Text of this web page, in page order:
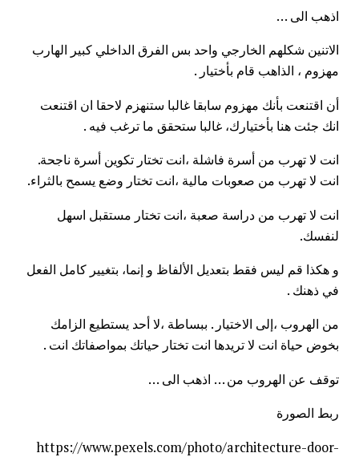
اذهب الى …
الاتنين شكلهم الخارجي واحد بس الفرق الداخلي كبير الهارب
مهزوم ، الذاهب قام بأختيار .
أن اقتنعت بأنك مهزوم سابقا غالبا ستنهزم لاحقا ان اقتنعت
انك جئت هنا بأختيارك، غالبا ستحقق ما ترغب فيه .
انت لا تهرب من أسرة فاشلة ،انت تختار تكوين أسرة ناجحة.
انت لاتهرب من صعوبات مالية ،انت تختار وضع يسمح بالثراء.
انت لا تهرب من دراسة صعبة ،انت تختار مستقبل اسهل
لنفسك.
و هكذا قم ليس فقط بتعديل الألفاظ و إنما، بتغيير كامل الفعل
في ذهنك .
من الهروب ،إلى الاختيار . ببساطة ،لا أحد يستطيع الزامك
بخوض حياة انت لا تريدها انت تختار حياتك بمواصفاتك انت .
توقف عن الهروب من … اذهب الى …
ربط الصورة
https://www.pexels.com/photo/architecture-door-